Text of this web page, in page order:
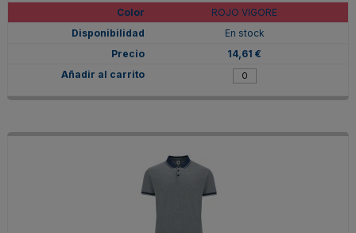
ROJO VIGORE
En stock
14,61 €